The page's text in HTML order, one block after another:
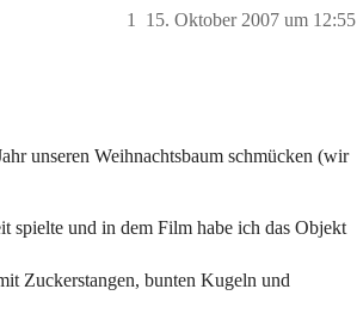
15. Oktober 2007 um 12:55
1
unseren Weihnachtsbaum schmücken (wir
spielte und in dem Film habe ich das Objekt
Zuckerstangen, bunten Kugeln und